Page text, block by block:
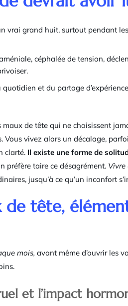
vrai grand huit, surtout pendant
céphalée de tension,
et du partage
de tête qui ne choisissent
Vous vivez alors un décalage,
clarté. Il existe une forme de
préfère taire ce désagrément. Vivre
jusqu’à ce qu’un inconfort
tête,
mois, avant même d’ouvrir les
et l’impact